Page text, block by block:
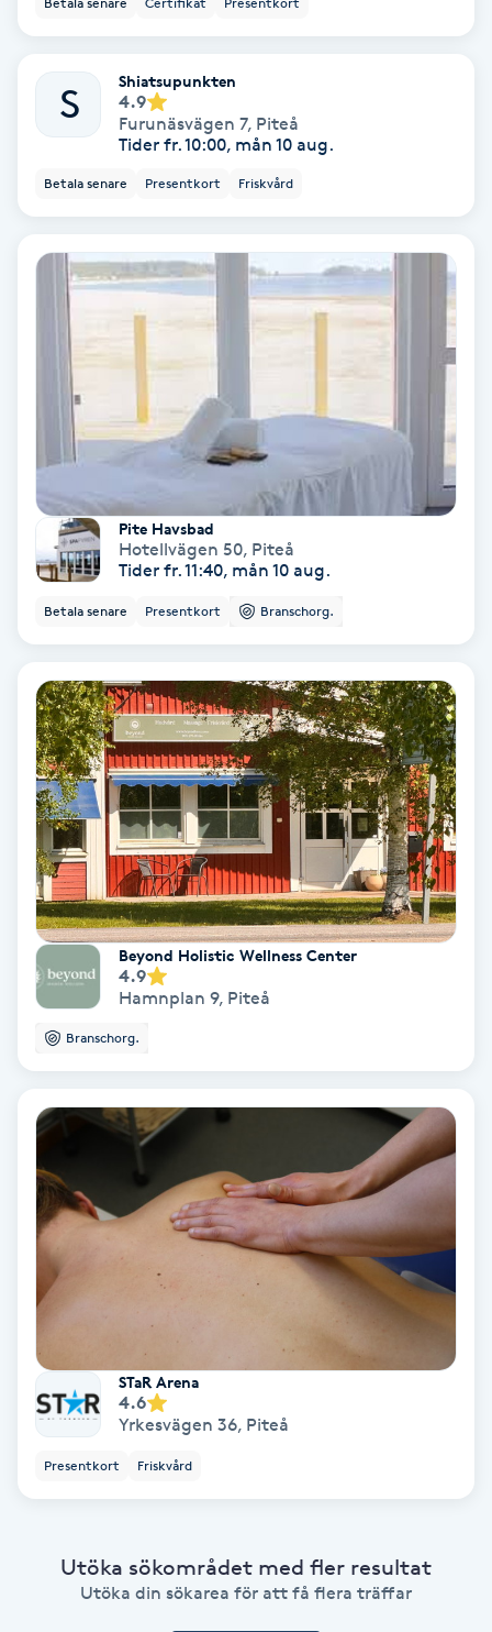
Babylights
Barnklippning
Bottenfärg
Brynformning
Brynplockning
Bröllopsuppsättning
Celluliter
Coachning
Color correction
Dermapen
Diamantslipning
Enzympeeling
Extensions
S
Shiatsupunkten
4.9
Furunäsvägen 7, Piteå
Tider fr. 10:00, mån 10 aug.
Betala senare Presentkort Friskvård
Pite Havsbad
Hotellvägen 50, Piteå
Tider fr. 11:40, mån 10 aug.
Betala senare Presentkort Branschorg.
Beyond Holistic Wellness Center
4.9
Hamnplan 9, Piteå
Branschorg.
STaR Arena
4.6
Yrkesvägen 36, Piteå
Presentkort Friskvård
Utöka sökområdet med fler resultat
Utöka din sökarea för att få flera träffar